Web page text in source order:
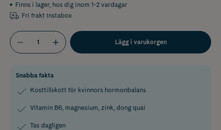
Finns i lager, hos dig inom 1-2 vardagar
Fri frakt Instabox
Lägg i varukorgen
Snabba fakta
Kosttillskott för kvinnors hormonbalans
Vitamin B6, magnesium, zink, dong quai
Tas dagligen